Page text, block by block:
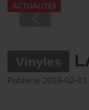
ACTUALITÉS
Vinyles
Publié le 2018-02-01